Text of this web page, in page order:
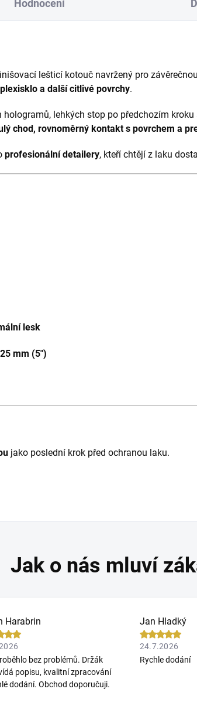
Hodnocení
lešticí kotouč navržený pro
a další citlivé povrchy.
lehkých stop po předchozím
chod, rovnoměrný kontakt s povrchem a
profesionální detailery, kteří chtějí z laku
lesk
mm (5")
jako poslední krok před ochranou laku.
Harabrin
bez problémů. Držák
popisu, kvalitní zpracování
dodání. Obchod doporučuji.
Jan Hladký
24.7.2026
Rychle dodání